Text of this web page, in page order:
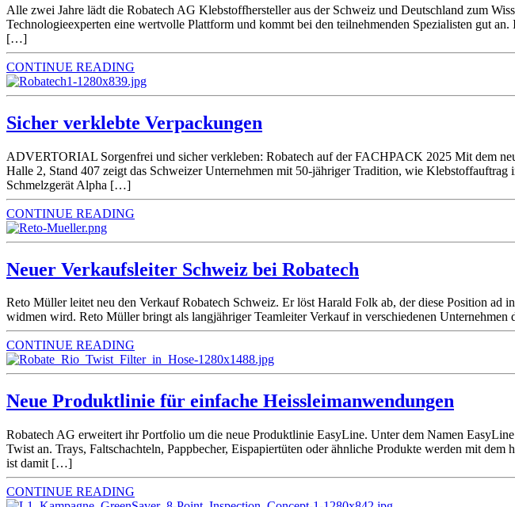
Alle zwei Jahre lädt die Robatech AG Klebstoffhersteller aus der Schweiz und Deutschland zum
Technologieexperten eine wertvolle Plattform und kommt bei den teilnehmenden Spezialisten gut
[…]
CONTINUE READING
Sicher verklebte Verpackungen
ADVERTORIAL Sorgenfrei und sicher verkleben: Robatech auf der FACHPACK 2025 Mit dem
Halle 2, Stand 407 zeigt das Schweizer Unternehmen mit 50-jähriger Tradition, wie
Schmelzgerät Alpha […]
CONTINUE READING
Neuer Verkaufsleiter Schweiz bei Robatech
Reto Müller leitet neu den Verkauf Robatech Schweiz. Er löst Harald Folk ab, der diese Position
widmen wird. Reto Müller bringt als langjähriger Teamleiter Verkauf in verschiedenen
CONTINUE READING
Neue Produktlinie für einfache Heissleimanwendungen
Robatech AG erweitert ihr Portfolio um die neue Produktlinie EasyLine. Unter dem Namen
Twist an. Trays, Faltschachteln, Pappbecher, Eispapiertüten oder ähnliche Produkte werden mit
ist damit […]
CONTINUE READING